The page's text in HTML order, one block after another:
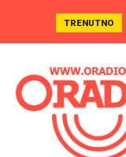
TRENUTNO